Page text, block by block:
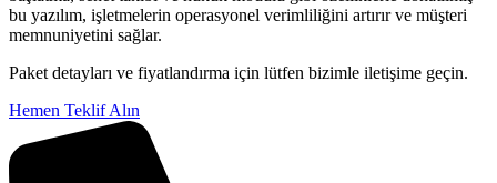
bu yazılım, işletmelerin operasyonel verimliliğini artırır ve müşteri
memnuniyetini sağlar.
Paket detayları ve fiyatlandırma için lütfen bizimle iletişime geçin.
Hemen Teklif Alın